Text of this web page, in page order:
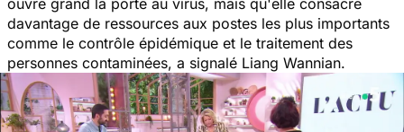
davantage de ressources aux postes les plus importants
comme le contrôle épidémique et le traitement des
personnes contaminées, a signalé Liang Wannian.